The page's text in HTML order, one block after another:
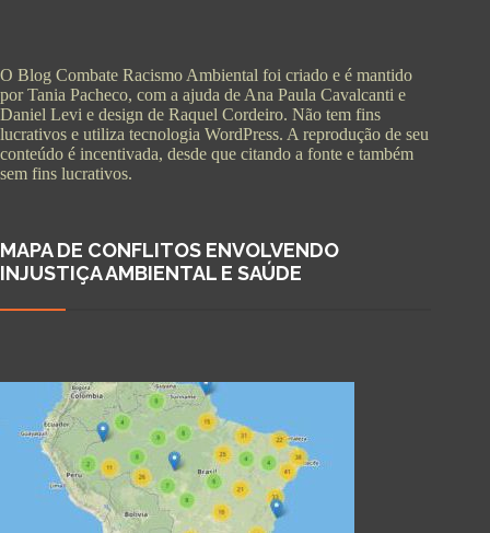
O Blog Combate Racismo Ambiental foi criado e é mantido
por Tania Pacheco, com a ajuda de Ana Paula Cavalcanti e
Daniel Levi e design de Raquel Cordeiro. Não tem fins
lucrativos e utiliza tecnologia WordPress. A reprodução de seu
conteúdo é incentivada, desde que citando a fonte e também
sem fins lucrativos.
MAPA DE CONFLITOS ENVOLVENDO
INJUSTIÇA AMBIENTAL E SAÚDE